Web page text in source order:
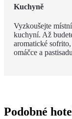
Kuchyně
Vyzkoušejte
kuchyní. Až
aromatické
omáčce a
Podobné